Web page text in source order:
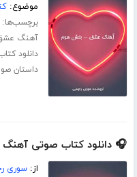
موضوع:
آهنگ
دانلود
داستان
🎧 دانلود کتاب صوتی
از:سوری